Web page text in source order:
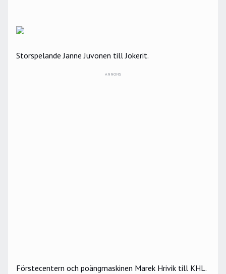
Storspelande Janne Juvonen till Jokerit.
ANNONS
Förstecentern och poängmaskinen Marek Hrivik till KHL.